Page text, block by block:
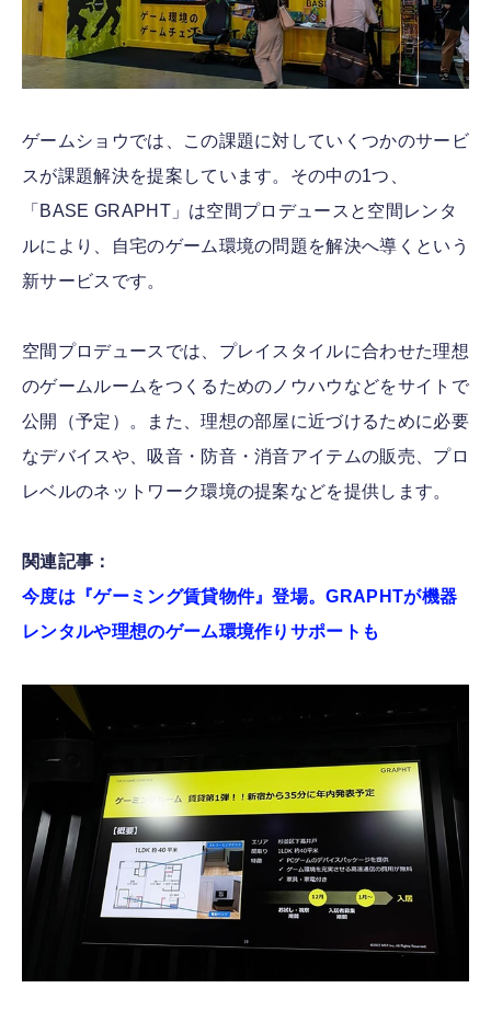
ゲームショウでは、この課題に対していくつかのサービ
スが課題解決を提案しています。その中の1つ、
「BASE GRAPHT」は空間プロデュースと空間レンタ
ルにより、自宅のゲーム環境の問題を解決へ導くという
新サービスです。
空間プロデュースでは、プレイスタイルに合わせた理想
のゲームルームをつくるためのノウハウなどをサイトで
公開（予定）。また、理想の部屋に近づけるために必要
なデバイスや、吸音・防音・消音アイテムの販売、プロ
レベルのネットワーク環境の提案などを提供します。
関連記事：
今度は『ゲーミング賃貸物件』登場。GRAPHTが機器
レンタルや理想のゲーム環境作りサポートも